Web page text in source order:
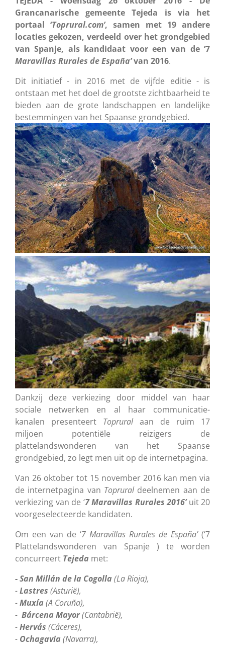
Grancanarische gemeente Tejeda is via het
portaal ‘Toprural.com’, samen met 19 andere
locaties gekozen, verdeeld over het grondgebied
van Spanje, als kandidaat voor een van de ‘7
Maravillas Rurales de España’van 2016.
Dit initiatief - in 2016 met de vijfde editie - is
ontstaan met het doel de grootste zichtbaarheid te
bieden aan de grote landschappen en landelijke
bestemmingen van het Spaanse grondgebied.
Dankzij deze verkiezing door middel van haar
sociale netwerken en al haar communicatie-
kanalen presenteert Topruralaan de ruim 17
miljoen potentiële reizigers de
plattelandswonderen van het Spaanse
grondgebied, zo legt men uit op de internetpagina.
Van 26 oktober tot 15 november 2016 kan men via
de internetpagina van Topruraldeelnemen aan de
verkiezing van de ‘7 Maravillas Rurales 2016’ uit 20
voorgeselecteerde kandidaten.
Om een van de ‘7 Maravillas Rurales de España’(‘7
Plattelandswonderen van Spanje ) te worden
concurreert Tejeda met:
-San Millán de la Cogolla (La Rioja),
-Lastres (Asturië),
-Muxía (A Coruña),
- Bárcena Mayor(Cantabrië),
-Hervás (Cáceres),
- Ochagavia (Navarra),